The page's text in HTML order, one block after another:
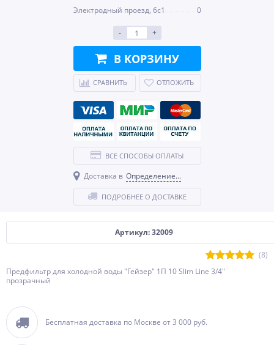
Артикул: 32009
(8)
Предфильтр для холодной воды "Гейзер" 1П 10 Slim Line 3/4"
прозрачный
Бесплатная доставка по Москве от 3 000 руб.
Электродный проезд, 6с1
0
- +
В КОРЗИНУ
СРАВНИТЬ ОТЛОЖИТЬ
ВСЕ СПОСОБЫ ОПЛАТЫ
Доставка в Определение...
ПОДРОБНЕЕ О ДОСТАВКЕ